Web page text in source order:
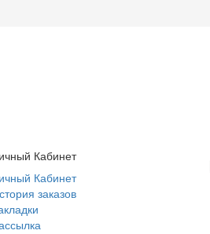
Кабинет
Кабинет
заказов